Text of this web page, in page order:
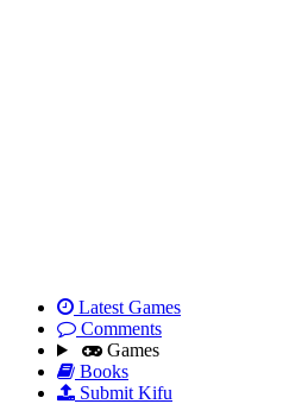
Latest Games
Comments
Games
Books
Submit Kifu